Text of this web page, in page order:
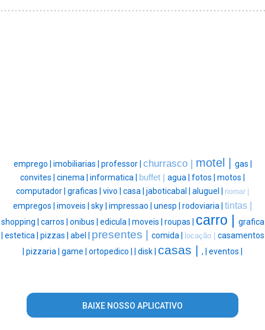
emprego | imobiliarias | professor | churrasco | motel |
gas |
convites | cinema | informatica | buffet | agua | fotos | motos |
computador | graficas | vivo | casa | jaboticabal | aluguel | riomar |
empregos | imoveis | sky | impressao | unesp | rodoviaria | tintas |
shopping | carros | onibus | edicula | moveis | roupas | carro |
grafica
estetica | pizzas | abel | presentes | comida | locação | casamentos
pizzaria | game | ortopedico | disk | casas | , | eventos |
BAIXE NOSSO APLICATIVO